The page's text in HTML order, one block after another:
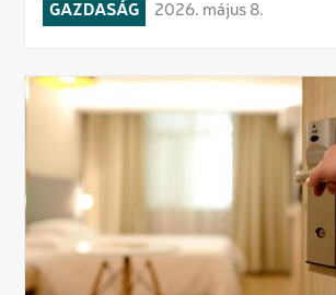
GAZDASÁG 2026. május 8.